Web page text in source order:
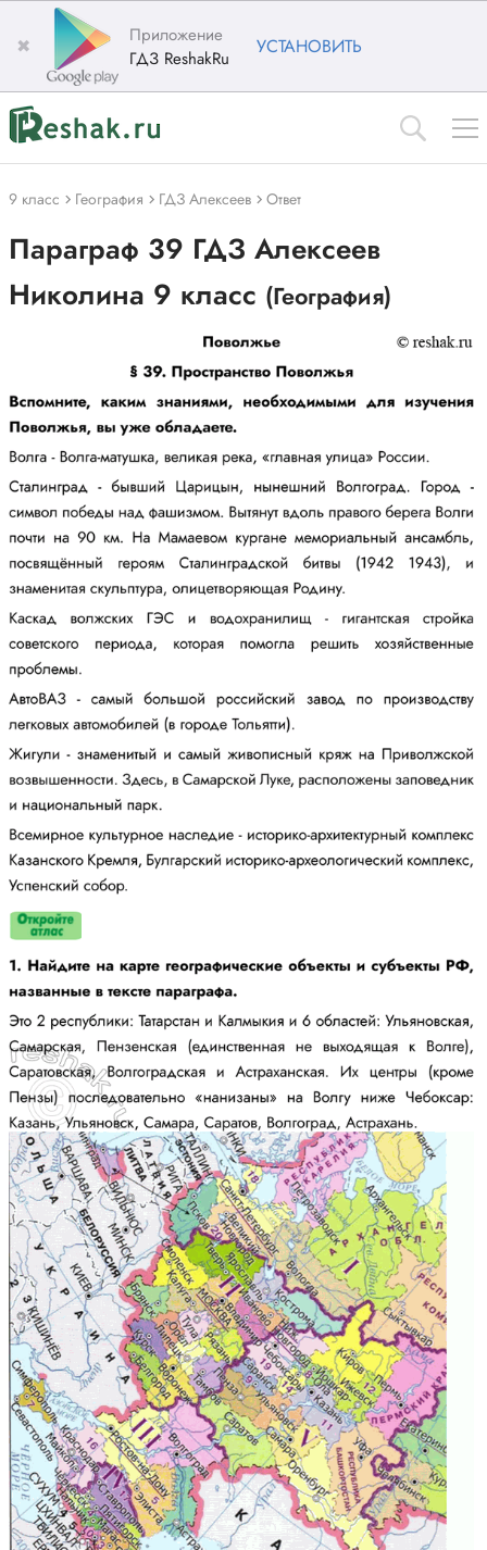
✖
Приложение
ГДЗ ReshakRu
УСТАНОВИТЬ
9 класс География ГДЗ Алексеев Ответ
Параграф 39 ГДЗ Алексеев
Николина 9 класс (География)